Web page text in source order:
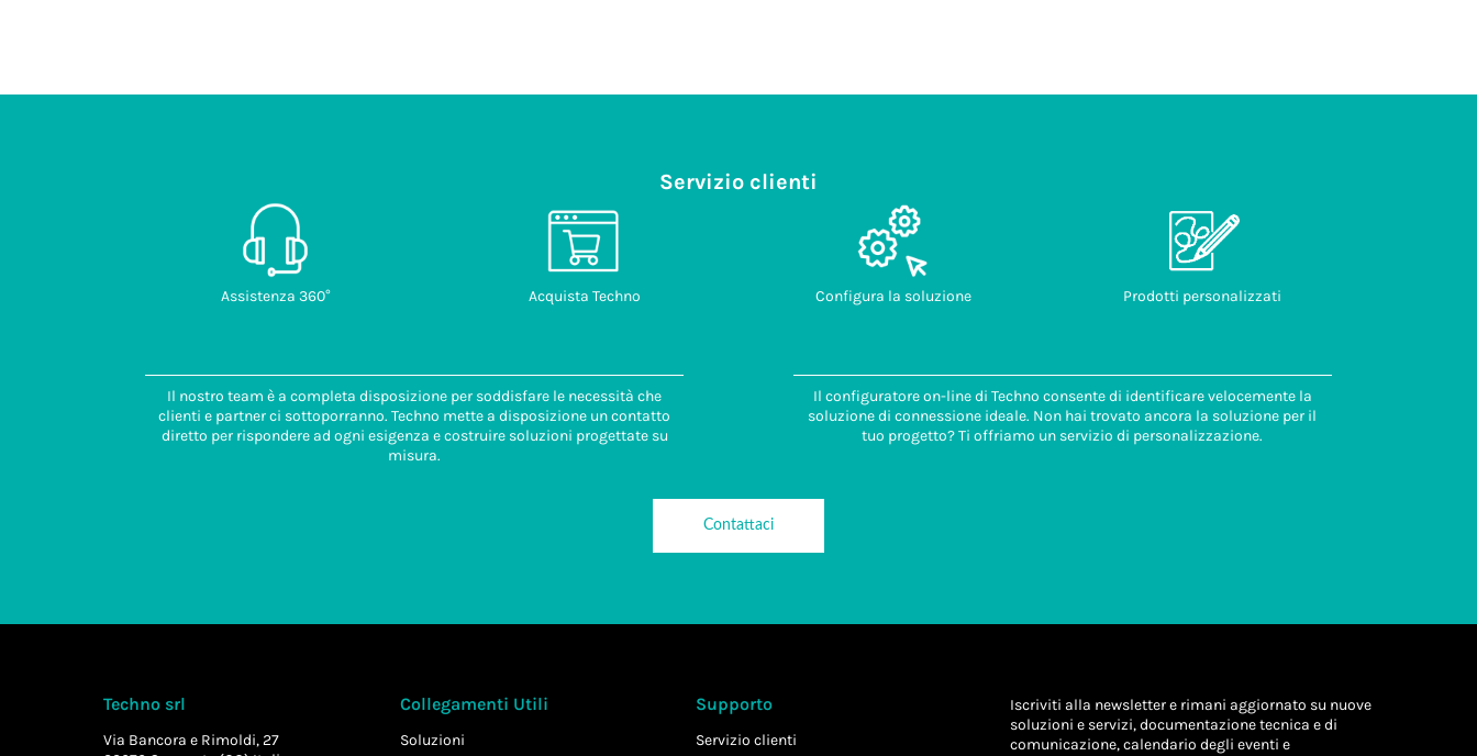
Servizio clienti
Assistenza 360° Acquista Techno Configura la soluzione Prodotti personalizzati
Il nostro team è a completa disposizione per soddisfare le necessità che
clienti e partner ci sottoporranno. Techno mette a disposizione un contatto
diretto per rispondere ad ogni esigenza e costruire soluzioni progettate su
misura.
Il configuratore on-line di Techno consente di identificare velocemente la
soluzione di connessione ideale. Non hai trovato ancora la soluzione per il
tuo progetto? Ti offriamo un servizio di personalizzazione.
Contattaci
Techno srl
Via Bancora e Rimoldi, 27
Collegamenti Utili
Soluzioni
Supporto
Servizio clienti
Iscriviti alla newsletter e rimani aggiornato su nuove
soluzioni e servizi, documentazione tecnica e di
comunicazione, calendario degli eventi e